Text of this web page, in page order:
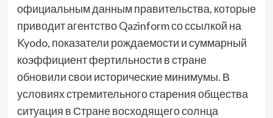
официальным данным правительства, которые
приводит агентство Qazinform со ссылкой на
Kyodo, показатели рождаемости и суммарный
коэффициент фертильности в стране
обновили свои исторические минимумы. В
условиях стремительного старения общества
ситуация в Стране восходящего солнца